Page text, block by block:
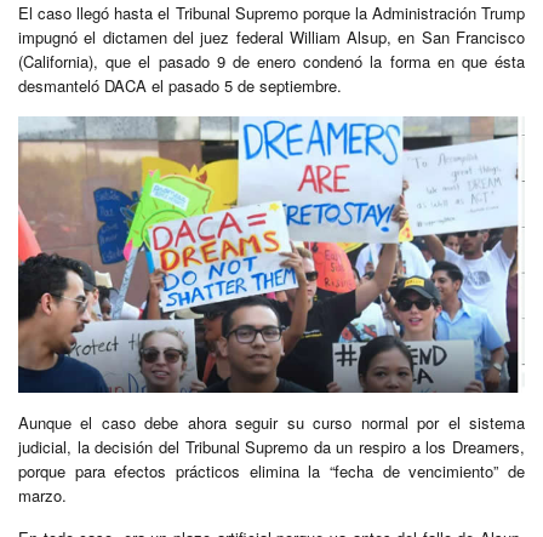
El caso llegó hasta el Tribunal Supremo porque la Administración Trump
impugnó el dictamen del juez federal William Alsup, en San Francisco
(California), que el pasado 9 de enero condenó la forma en que ésta
desmanteló DACA el pasado 5 de septiembre.
Aunque el caso debe ahora seguir su curso normal por el sistema
judicial, la decisión del Tribunal Supremo da un respiro a los Dreamers,
porque para efectos prácticos elimina la “fecha de vencimiento” de
marzo.